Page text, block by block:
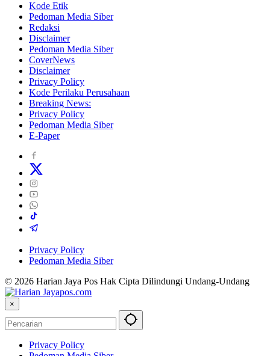
Kode Etik
Pedoman Media Siber
Redaksi
Disclaimer
Pedoman Media Siber
CoverNews
Disclaimer
Privacy Policy
Kode Perilaku Perusahaan
Breaking News:
Privacy Policy
Pedoman Media Siber
E-Paper
Privacy Policy
Pedoman Media Siber
© 2026 Harian Jaya Pos Hak Cipta Dilindungi Undang-Undang
×
Privacy Policy